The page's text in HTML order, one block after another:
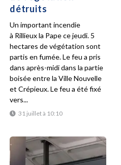
détruits
31 juillet à 10:10
Un important incendie
à Rillieux la Pape ce jeudi. 5
hectares de végétation sont
partis en fumée. Le feu a pris
dans après-midi dans la partie
boisée entre la Ville Nouvelle
et Crépieux. Le feu a été fixé
vers...